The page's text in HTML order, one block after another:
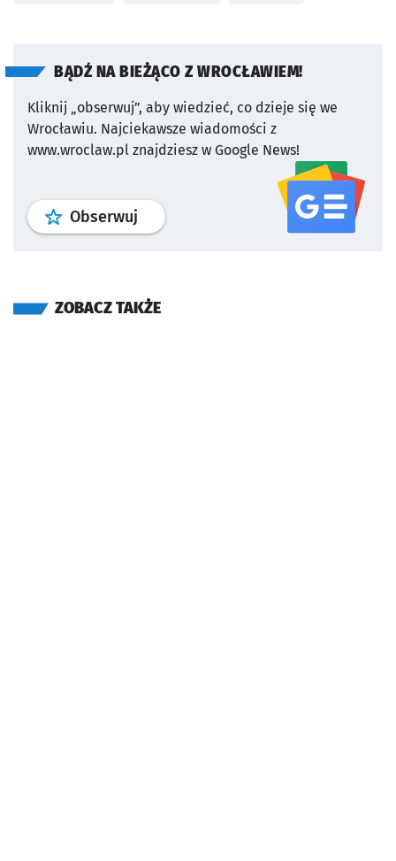
BĄDŹ NA BIEŻĄCO Z WROCŁAWIEM!
Kliknij „obserwuj”, aby wiedzieć, co dzieje się we
Wrocławiu. Najciekawsze wiadomości z
www.wroclaw.pl znajdziesz w Google News!
Obserwuj profil serwisu
ZOBACZ TAKŻE